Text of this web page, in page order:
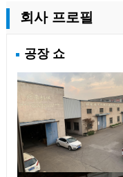
회사 프로필
공장 쇼